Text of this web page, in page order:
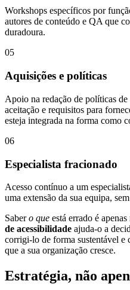
Workshops específicos por
autores de conteúdo e QA que
duradoura.
05
Aquisições e políticas
Apoio na redação de políticas
aceitação e requisitos para
esteja integrada na forma como
06
Especialista fracionado
Acesso contínuo a um
uma extensão da sua equipa,
Sabero que está errado é
de acessibilidade ajuda-o a
corrigi-lo de forma sustentável e
que a sua organização cresce.
Estratégia, não